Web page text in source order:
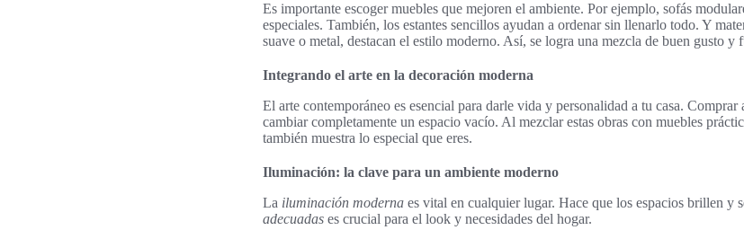
Es importante escoger muebles que mejoren el ambiente. Por ejemplo, sofás
especiales. También, los estantes sencillos ayudan a ordenar sin llenarlo todo. Y
suave o metal, destacan el estilo moderno. Así, se logra una mezcla de buen gusto y
Integrando el arte en la decoración moderna
El arte contemporáneo es esencial para darle vida y personalidad a tu casa. Comprar
cambiar completamente un espacio vacío. Al mezclar estas obras con muebles
también muestra lo especial que eres.
Iluminación: la clave para un ambiente moderno
La iluminación moderna es vital en cualquier lugar. Hace que los espacios brillen y
adecuadas es crucial para el look y necesidades del hogar.